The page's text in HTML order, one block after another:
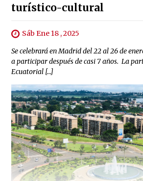
turístico-cultural
Sáb Ene 18 , 2025
Se celebrará en Madrid del 22 al 26 de
a participar después de casi 7 años. La
Ecuatorial […]